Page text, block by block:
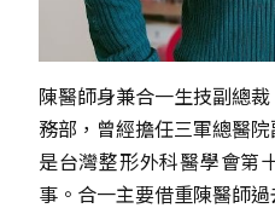
陳醫師身兼合一生技副總
務部，曾經擔任三軍總醫
是台灣整形外科醫學會第
事。合一主要借重陳醫師